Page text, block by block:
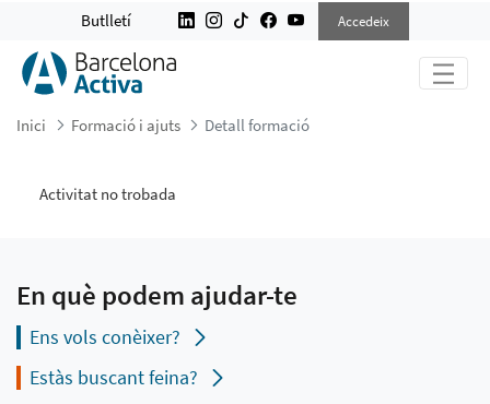
DETALL FORMACIÓ
Butlletí Accedeix
Inici Formació i ajuts Detall formació
Activitat no trobada
En què podem ajudar-te
Ens vols conèixer?
Estàs buscant feina?